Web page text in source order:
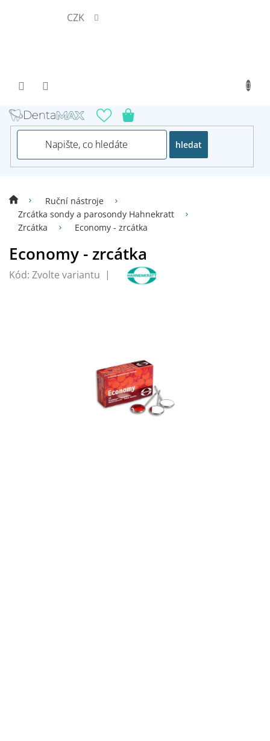
CZK
hledat
Ruční nástroje
Zrcátka sondy a parosondy Hahnekratt
Zrcátka
Economy - zrcátka
Economy - zrcátka
Kód: Zvolte variantu